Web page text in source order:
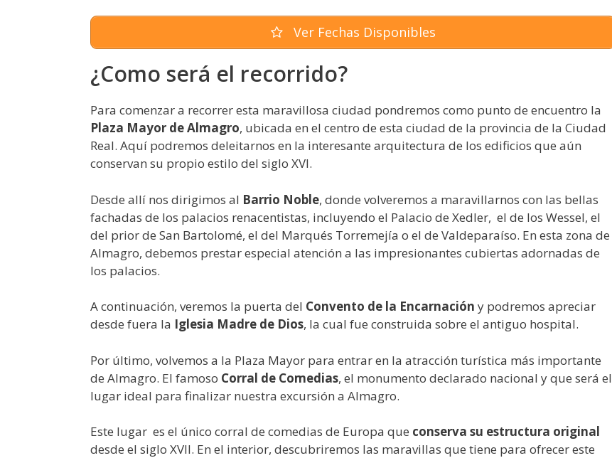
Ver Fechas Disponibles
¿Como será el recorrido?
Para comenzar a recorrer esta maravillosa ciudad pondremos como punto de encuentro la
Plaza Mayor de Almagro, ubicada en el centro de esta ciudad de la provincia de la Ciudad
Real. Aquí podremos deleitarnos en la interesante arquitectura de los edificios que aún
conservan su propio estilo del siglo XVI.
Desde allí nos dirigimos al Barrio Noble, donde volveremos a maravillarnos con las bellas
fachadas de los palacios renacentistas, incluyendo el Palacio de Xedler, el de los Wessel, el
del prior de San Bartolomé, el del Marqués Torremejía o el de Valdeparaíso. En esta zona de
Almagro, debemos prestar especial atención a las impresionantes cubiertas adornadas de
los palacios.
A continuación, veremos la puerta del Convento de la Encarnación y podremos apreciar
desde fuera la Iglesia Madre de Dios, la cual fue construida sobre el antiguo hospital.
Por último, volvemos a la Plaza Mayor para entrar en la atracción turística más importante
de Almagro. El famoso Corral de Comedias, el monumento declarado nacional y que será el
lugar ideal para finalizar nuestra excursión a Almagro.
Este lugar es el único corral de comedias de Europa que conserva su estructura original
desde el siglo XVII. En el interior, descubriremos las maravillas que tiene para ofrecer este